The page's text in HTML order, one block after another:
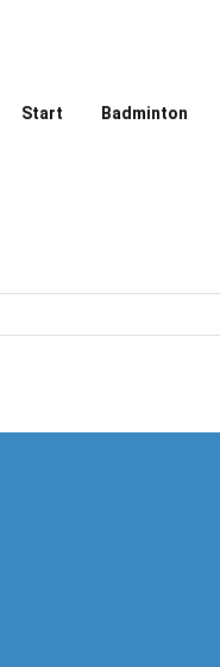
Start Badminton